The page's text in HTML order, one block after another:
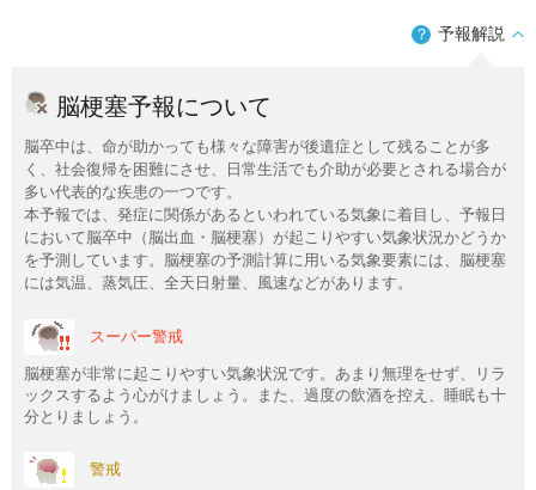
？ 予報解説
脳梗塞予報について
脳卒中は、命が助かっても様々な障害が後遺症として残ることが多
く、社会復帰を困難にさせ、日常生活でも介助が必要とされる場合が
多い代表的な疾患の一つです。
本予報では、発症に関係があるといわれている気象に着目し、予報日
において脳卒中（脳出血・脳梗塞）が起こりやすい気象状況かどうか
を予測しています。脳梗塞の予測計算に用いる気象要素には、脳梗塞
には気温、蒸気圧、全天日射量、風速などがあります。
スーパー警戒
脳梗塞が非常に起こりやすい気象状況です。あまり無理をせず、リラ
ックスするよう心がけましょう。また、過度の飲酒を控え、睡眠も十
分とりましょう。
警戒